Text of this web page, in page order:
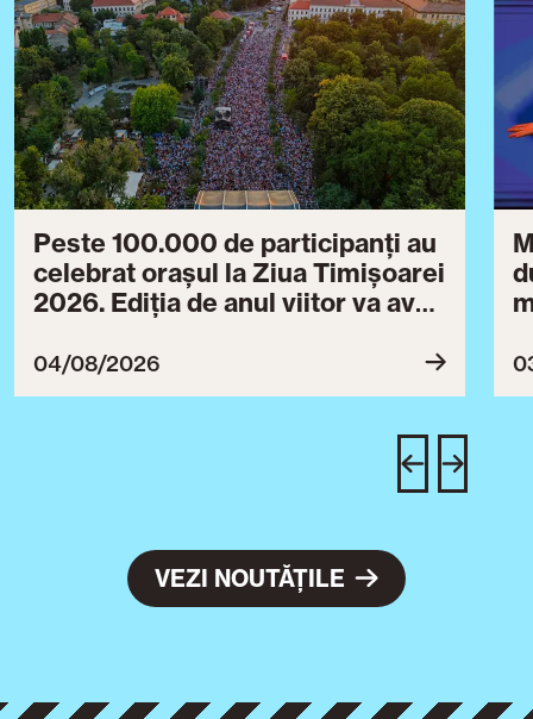
Peste 100.000 de participanți au
celebrat orașul la Ziua Timișoarei
2026. Ediția de anul viitor va avea
04/08/2026
VEZI NOUTĂȚILE